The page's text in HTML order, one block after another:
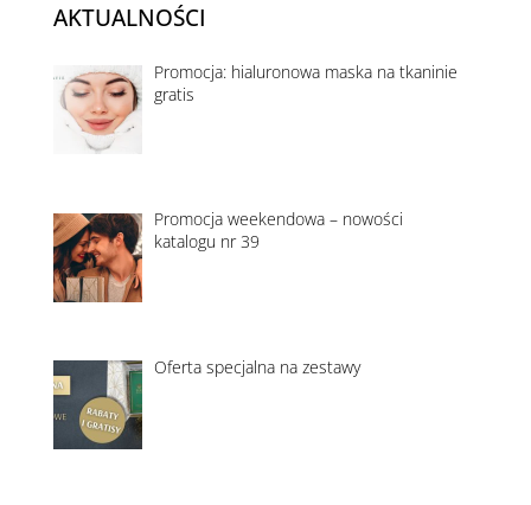
AKTUALNOŚCI
Promocja: hialuronowa maska na tkaninie
gratis
Promocja weekendowa – nowości
katalogu nr 39
Oferta specjalna na zestawy